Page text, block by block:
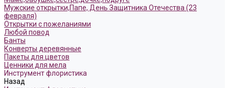
Мужские открытки,Папе, День Защитника Отечества (23
февраля)
Открытки с пожеланиями
Любой повод
Банты
Конверты деревянные
Пакеты для цветов
Ценники для мела
Инструмент флористика
Назад